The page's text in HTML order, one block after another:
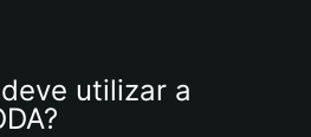
utilizar a